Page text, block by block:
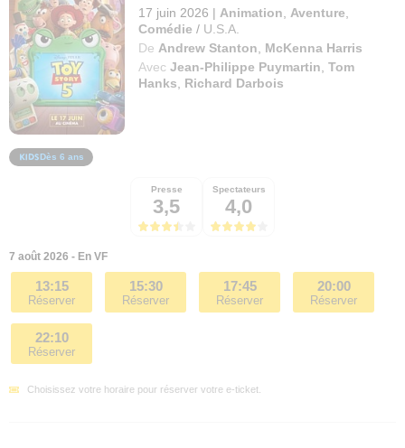
17 juin 2026 | Animation Aventure
Comédie / U.S.A.
De Andrew Stanton
McKenna Harris
Avec Jean-Philippe Puymartin ,Tom
Hanks
Richard Darbois
Dès 6 ans
Presse
3,5
Spectateurs
4,0
7 août 2026 - En VF
13:15
Réserver
15:30
Réserver
17:45
Réserver
20:00
Réserver
22:10
Réserver
Choisissez votre horaire pour réserver votre e-ticket.